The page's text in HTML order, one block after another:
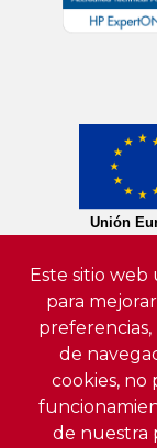
Este sitio web
para
de
cookies, no
de nuestra